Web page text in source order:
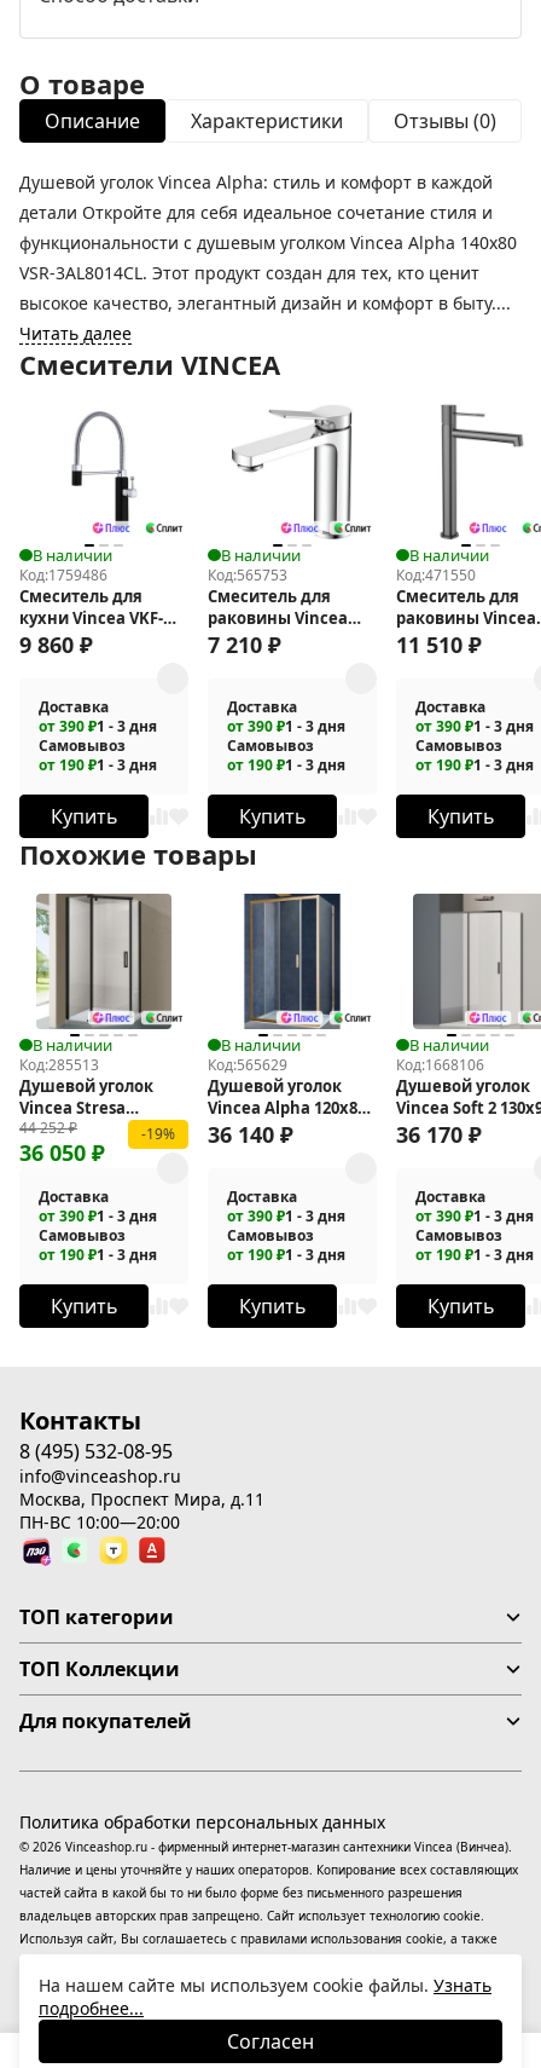
О товаре
Описание Характеристики Отзывы (0)
Душевой уголок Vincea Alpha: стиль и комфорт в каждой
детали Откройте для себя идеальное сочетание стиля и
функциональности с душевым уголком Vincea Alpha 140x80
VSR-3AL8014CL. Этот продукт создан для тех, кто ценит
высокое качество, элегантный дизайн и комфорт в быту....
Читать далее
Смесители VINCEA
В наличии
Код:1759486
Смеситель для
кухни Vincea VKF-
101MB
9 860 ₽
Доставка
от 390 ₽1 - 3 дня
Самовывоз
от 190 ₽1 - 3 дня
Купить
В наличии
Код:565753
Смеситель для
раковины Vincea
Arco VBF-4AR01CH
7 210 ₽
Доставка
от 390 ₽1 - 3 дня
Самовывоз
от 190 ₽1 - 3 дня
Купить
В наличии
Код:471550
Смеситель для
раковины Vincea
Desire VBF-1D2GM
11 510 ₽
Доставка
от 390 ₽1 - 3 дня
Самовывоз
от 190 ₽1 - 3 дня
Купить
Похожие товары
В наличии
Код:285513
Душевой уголок
Vincea Stresa
100х100 VSP-1S100CLB
44 252₽
36 050 ₽
-19%
Доставка
от 390 ₽1 - 3 дня
Самовывоз
от 190 ₽1 - 3 дня
Купить
В наличии
Код:565629
Душевой уголок
Vincea Alpha 120x80
VSR-3AL8012CLG
36 140 ₽
Доставка
от 390 ₽1 - 3 дня
Самовывоз
от 190 ₽1 - 3 дня
Купить
В наличии
Код:1668106
Душевой уголок
Vincea Soft 2
VSR-3SO29013CLB
36 170 ₽
Доставка
от 390 ₽1 - 3 дня
Самовывоз
от 190 ₽1 - 3 дня
Купить
Контакты
8 (495) 532-08-95
info@vinceashop.ru
Москва, Проспект Мира, д.11
ПН-ВС 10:00—20:00
ТОП категории
ТОП Коллекции
Для покупателей
© 2026 Vinceashop.ru - фирменный интернет-магазин сантехники Vincea (Винчеа).
Наличие и цены уточняйте у наших операторов. Копирование всех составляющих
частей сайта в какой бы то ни было форме без письменного разрешения
владельцев авторских прав запрещено. Сайт использует технологию cookie.
Используя сайт, Вы соглашаетесь с правилами использования cookie, а также
применяютсярекомендательные технологии(информационные технологии
предоставления информации на основе сбора, систематизации и анализа
сведений, относящихся к предпочтениям пользователей сети «Интернет»,
находящихся на территории Российской Федерации).
Политика обработки персональных данных
На нашем сайте мы используем cookie файлы. Узнать
подробнее...
Согласен